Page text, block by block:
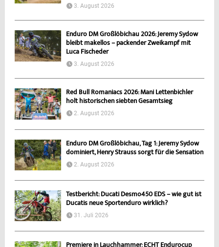
3. August 2026
Enduro DM Großlöbichau 2026: Jeremy Sydow
bleibt makellos – packender Zweikampf mit
Luca Fischeder
3. August 2026
Red Bull Romaniacs 2026: Mani Lettenbichler
holt historischen siebten Gesamtsieg
2. August 2026
Enduro DM Großlöbichau, Tag 1: Jeremy Sydow
dominiert, Henry Strauss sorgt für die Sensation
2. August 2026
Testbericht: Ducati Desmo450 EDS – wie gut ist
Ducatis neue Sportenduro wirklich?
31. Juli 2026